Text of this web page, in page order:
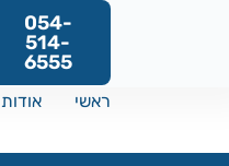
054-
514-
6555
ראשי אודות